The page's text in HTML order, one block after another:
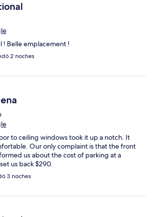
! Belle emplacement !
2 noches
to ceiling windows took it up a notch. It
Our only complaint is that the front
us about the cost of parking at a
us back $290.
3 noches